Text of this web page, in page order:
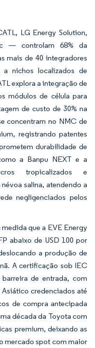
LG Energy Solution,
— controlam 68% da
mais de 40 integradores
nichos localizados de
explora a integração de
módulos de célula para
de custo de 30% na
concentram no NMC de
registrando patentes
durabilidade de
a Banpu NEXT e a
tropicalizados e
salina, atendendo a
negligenciados pelos
que a EVE Energy
abaixo de USD 100 por
a produção de
A certificação sob IEC
de entrada, com
credenciados até
de compra antecipada
década da Toyota com
premium, deixando as
mercado spot com maior